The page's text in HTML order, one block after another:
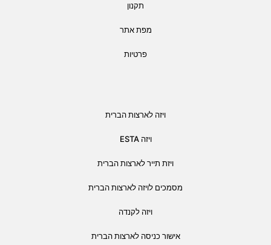
תקנון
מפת אתר
פרטיות
ויזה לארצות הברית
ויזה ESTA
ויזת תייר לארצות הברית
מסמכים לויזה לארצות הברית
ויזה לקנדה
אישור כניסה לארצות הברית